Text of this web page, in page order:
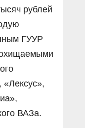
рублей
ГУУР
«Лексус»,
ВАЗа.